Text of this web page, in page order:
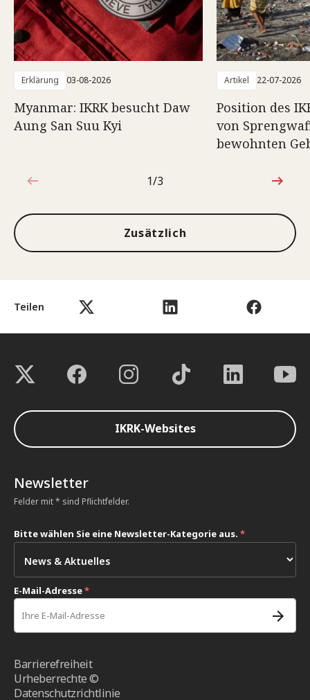
Teilen
Erklärung 03-08-2026
Myanmar: IKRK besucht Daw
Aung San Suu Kyi
Artikel 22-07-2026
Position des
von
bewohnten
1von3
1/3
Zusätzlich
IKRK-Websites
Newsletter
Felder mit * sind Pflichtfelder.
Bitte wählen Sie eine Newsletter-Kategorie aus. *
E-Mail-Adresse*
Barrierefreiheit
Urheberrechte ©
Datenschutzrichtlinie